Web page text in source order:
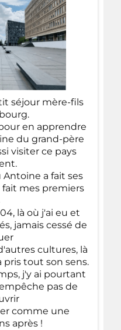
séjour mère-fils
en apprendre
du grand-père
visiter ce pays
a fait ses
fait mes premiers
là où j'ai eu et
jamais cessé de
cultures, là
tout son sens.
j'y ai pourtant
pas de
comme une
après !